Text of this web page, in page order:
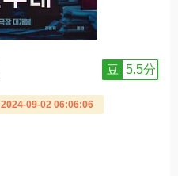
豆 5.5分
2024-09-02 06:06:06